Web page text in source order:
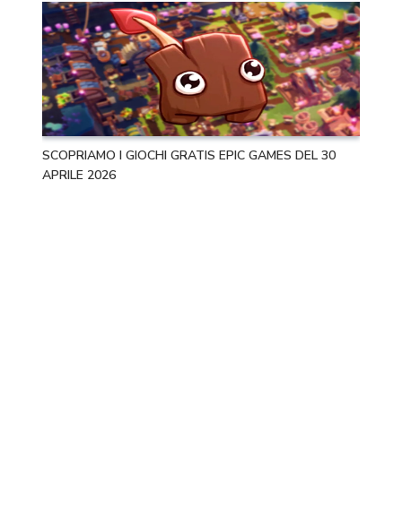
SCOPRIAMO I GIOCHI GRATIS EPIC GAMES DEL 30
APRILE 2026